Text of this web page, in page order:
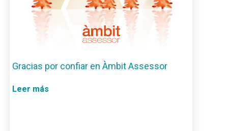
Gracias por confiar en Àmbit Assessor
Leer más